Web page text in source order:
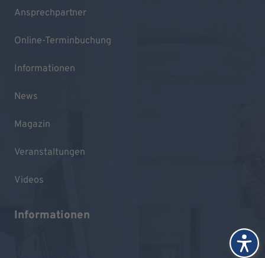
Ansprechpartner
Online-Terminbuchung
Informationen
News
Magazin
Veranstaltungen
Videos
Informationen